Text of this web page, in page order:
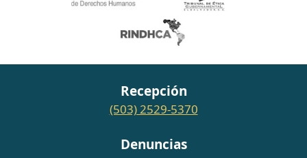
Recepción
(503) 2529-5370
Denuncias